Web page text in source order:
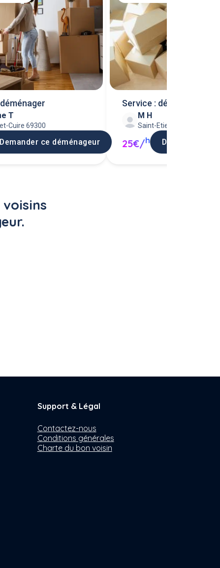
T
Cuire 69300
Demander ce déménageur
Service :
M H
Saint-Etienne 42000
25€/h Demander ce
Support & Légal
Contactez-nous
Conditions générales
Charte du bon voisin